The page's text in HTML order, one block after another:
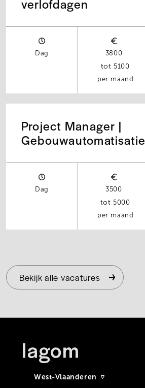
verlofdagen
Dag
3800
5100
per maand
Project Manager |
Gebouwautomatisatie
Dag
3500
5000
per maand
Bekijk alle vacatures
West-Vlaanderen